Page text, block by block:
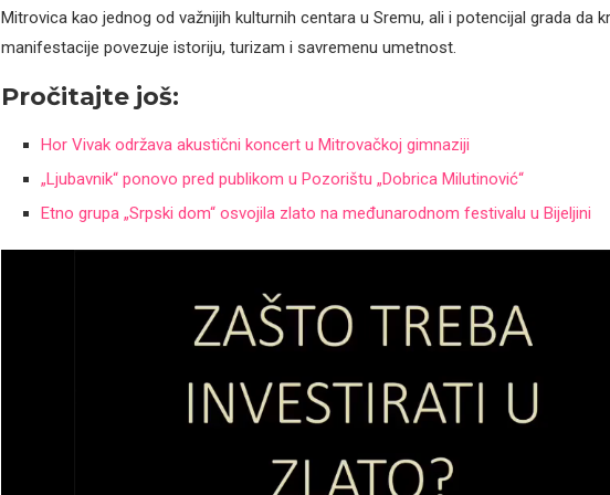
Mitrovica kao jednog od važnijih kulturnih centara u Sremu, ali i potencijal grada da
manifestacije povezuje istoriju, turizam i savremenu umetnost.
Pročitajte još:
Hor Vivak održava akustični koncert u Mitrovačkoj gimnaziji
„Ljubavnik“ ponovo pred publikom u Pozorištu „Dobrica Milutinović“
Etno grupa „Srpski dom“ osvojila zlato na međunarodnom festivalu u Bijeljini